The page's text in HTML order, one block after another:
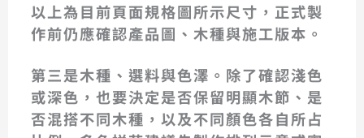
以上為目前頁面規格圖所示尺寸，正式製
作前仍應確認產品圖、木種與施工版本。
第三是木種、選料與色澤 。除了確認淺色
或深色，也要決定是否保留明顯木節、是
否混搭不同木種，以及不同顏色各自所占